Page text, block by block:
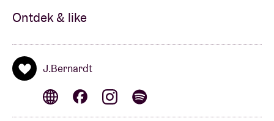
Ontdek & like
J.Bernardt